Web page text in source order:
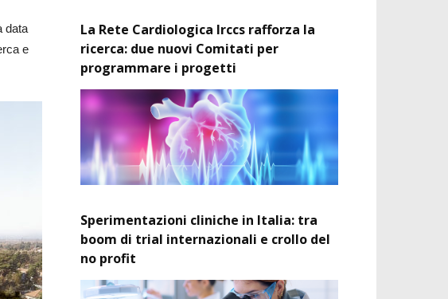
data
e
La Rete Cardiologica Irccs rafforza la
ricerca: due nuovi Comitati per
programmare i progetti
Sperimentazioni cliniche in Italia: tra
boom di trial internazionali e crollo del
no profit